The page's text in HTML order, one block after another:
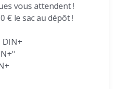
vous attendent !
€ le sac au dépôt !
DIN+